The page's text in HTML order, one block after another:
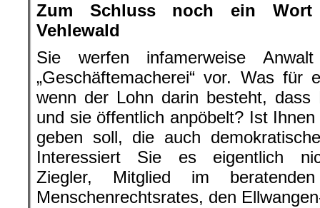
Zum Schluss noch ein Wort
Vehlewald
Sie werfen infamerweise
„Geschäftemacherei“ vor. Was für
wenn der Lohn darin besteht,
und sie öffentlich anpöbelt? Ist
geben soll, die auch
Interessiert Sie es eigentlich
Ziegler, Mitglied im
Menschenrechtsrates, den